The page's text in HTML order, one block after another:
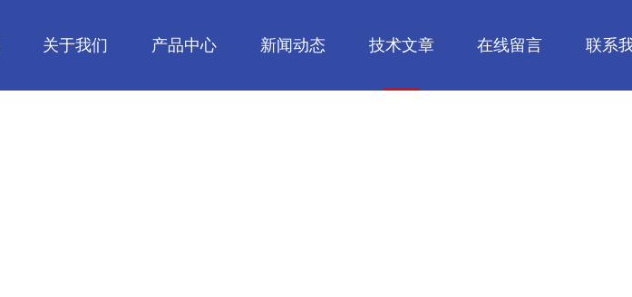
关于我们 产品中心 新闻动态 技术文章 在线留言 联系